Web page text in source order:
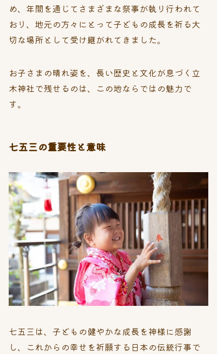
め、年間を通じてさまざまな祭事が執り行われて
おり、地元の方々にとって子どもの成長を祈る大
切な場所として受け継がれてきました。
お子さまの晴れ姿を、長い歴史と文化が息づく立
木神社で残せるのは、この地ならではの魅力で
す。
七五三の重要性と意味
七五三は、子どもの健やかな成長を神様に感謝
し、これからの幸せを祈願する日本の伝統行事で